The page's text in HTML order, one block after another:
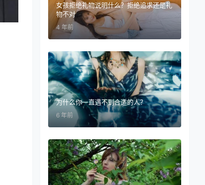
女孩拒绝礼物说明什么？拒绝追求还是礼
物不对
4 年前
为什么你一直遇不到合适的人？
6 年前